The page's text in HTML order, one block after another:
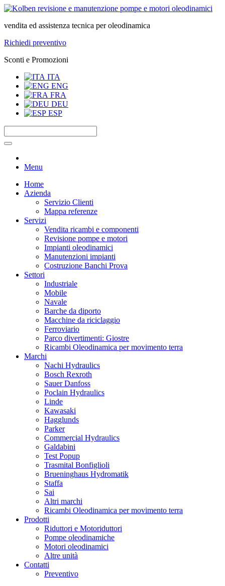
vendita ed assistenza tecnica per oleodinamica
Richiedi preventivo
Sconti e Promozioni
ITA
ENG
FRA
DEU
ESP
Menu
Home
Azienda
Servizio Clienti
Mappa referenze
Servizi
Vendita ricambi e componenti
Revisione pompe e motori
Impianti oleodinamici
Manutenzioni impianti
Costruzione Banchi Prova
Settori
Industriale
Mobile
Navale
Barche da diporto
Macchine da riciclaggio
Ferroviario
Parco divertimenti: Giostre
Ricambi Oleodinamica per movimento terra
Marchi
Nachi Hydraulics
Bosch Rexroth
Sauer Danfoss
Poclain Hydraulics
Linde
Kawasaki
Hagglunds
Parker
Commercial Hydraulics
Galdabini
Test Popup
Trasmital Bonfiglioli
Brueninghaus Hydromatik
Staffa
Sai
Altri marchi
Ricambi Oleodinamica per movimento terra
Prodotti
Riduttori e Motoriduttori
Pompe oleodinamiche
Motori oleodinamici
Altre unità
Contatti
Preventivo